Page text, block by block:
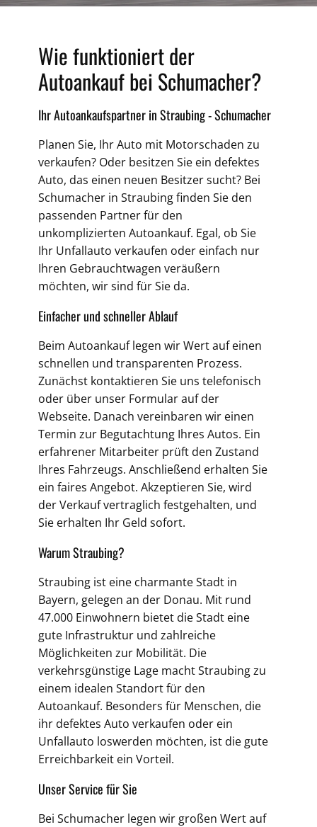
Wie funktioniert der
Autoankauf bei Schumacher?
Ihr Autoankaufspartner in Straubing - Schumacher
Planen Sie, Ihr Auto mit Motorschaden zu
verkaufen? Oder besitzen Sie ein defektes
Auto, das einen neuen Besitzer sucht? Bei
Schumacher in Straubing finden Sie den
passenden Partner für den
unkomplizierten Autoankauf. Egal, ob Sie
Ihr Unfallauto verkaufen oder einfach nur
Ihren Gebrauchtwagen veräußern
möchten, wir sind für Sie da.
Einfacher und schneller Ablauf
Beim Autoankauf legen wir Wert auf einen
schnellen und transparenten Prozess.
Zunächst kontaktieren Sie uns telefonisch
oder über unser Formular auf der
Webseite. Danach vereinbaren wir einen
Termin zur Begutachtung Ihres Autos. Ein
erfahrener Mitarbeiter prüft den Zustand
Ihres Fahrzeugs. Anschließend erhalten Sie
ein faires Angebot. Akzeptieren Sie, wird
der Verkauf vertraglich festgehalten, und
Sie erhalten Ihr Geld sofort.
Warum Straubing?
Straubing ist eine charmante Stadt in
Bayern, gelegen an der Donau. Mit rund
47.000 Einwohnern bietet die Stadt eine
gute Infrastruktur und zahlreiche
Möglichkeiten zur Mobilität. Die
verkehrsgünstige Lage macht Straubing zu
einem idealen Standort für den
Autoankauf. Besonders für Menschen, die
ihr defektes Auto verkaufen oder ein
Unfallauto loswerden möchten, ist die gute
Erreichbarkeit ein Vorteil.
Unser Service für Sie
Bei Schumacher legen wir großen Wert auf